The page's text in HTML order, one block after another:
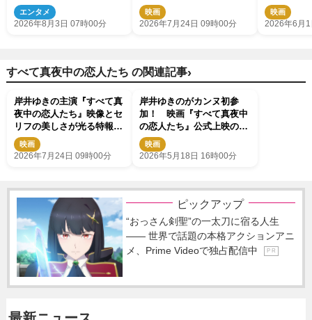
陸 ユージニア』11月8日放
送・配信スタート
エンタメ
2026年8月3日 07時00分
像＆場面写真解禁
映画
2026年7月24日 09時00分
画批評家
映画
2026年6月
すべて真夜中の恋人たち の関連記事›
岸井ゆきの主演『すべて真
夜中の恋人たち』映像とセ
リフの美しさが光る特報映
像＆場面写真解禁
映画
2026年7月24日 09時00分
岸井ゆきのがカンヌ初参
加！ 映画『すべて真夜中
の恋人たち』公式上映のス
タオベに浅野忠信がガッツ
ポーズ
映画
2026年5月18日 16時00分
ピックアップ
“おっさん剣聖”の一太刀に宿る人生
―― 世界で話題の本格アクションアニ
メ、Prime Videoで独占配信中
P R